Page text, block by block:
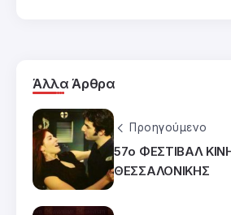
Άλλα Άρθρα
Προηγούμενο
57ο ΦΕΣΤΙΒΑΛ
ΘΕΣΣΑΛΟΝΙΚΗΣ